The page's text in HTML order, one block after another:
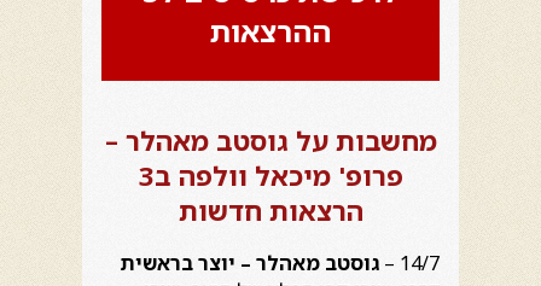
ההרצאות
מחשבות על גוסטב מאהלר –
פרופ' מיכאל וולפה ב3
הרצאות חדשות
14/7 –
גוסטב מאהלר – יוצר בראשית